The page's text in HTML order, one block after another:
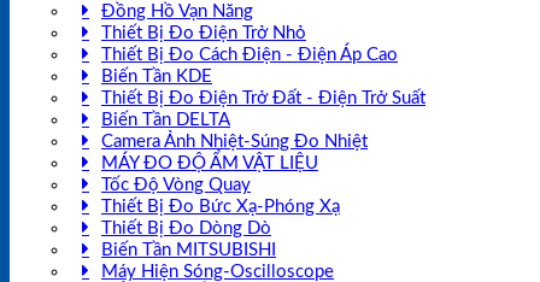
Đồng Hồ Vạn Năng
Thiết Bị Đo Điện Trở Nhỏ
Thiết Bị Đo Cách Điện - Điện Áp Cao
Biến Tần KDE
Thiết Bị Đo Điện Trở Đất - Điện Trở Suất
Biến Tần DELTA
Camera Ảnh Nhiệt-Súng Đo Nhiệt
MÁY ĐO ĐỘ ẨM VẬT LIỆU
Tốc Độ Vòng Quay
Thiết Bị Đo Bức Xạ-Phóng Xạ
Thiết Bị Đo Dòng Dò
Biến Tần MITSUBISHI
Máy Hiện Sóng-Oscilloscope